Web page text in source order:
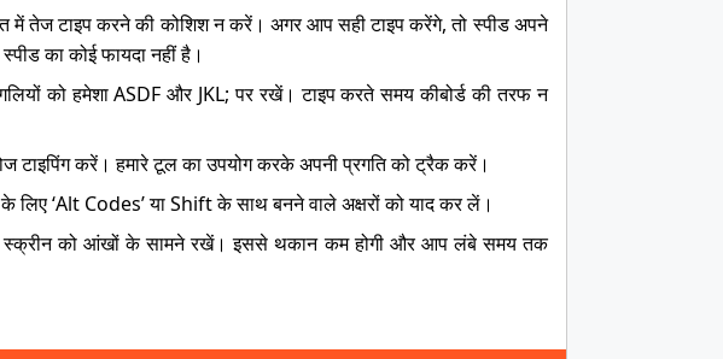
तेज टाइप करने की कोशिश न करें। अगर आप सही टाइप करेंगे, तो स्पीड अपने
का कोई फायदा नहीं है।
को हमेशा ASDF और JKL; पर रखें। टाइप करते समय कीबोर्ड की तरफ न
टाइपिंग करें। हमारे टूल का उपयोग करके अपनी प्रगति को ट्रैक करें।
के लिए ‘Alt Codes’ या Shift के साथ बनने वाले अक्षरों को याद कर लें।
स्क्रीन को आंखों के सामने रखें। इससे थकान कम होगी और आप लंबे समय तक